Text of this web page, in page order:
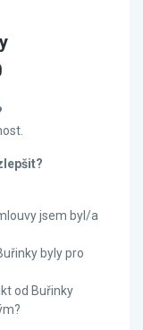
jsem byl/a
byly pro
od Buřinky